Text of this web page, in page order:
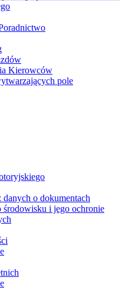
Kierowców
pole
o dokumentach
i jego ochronie